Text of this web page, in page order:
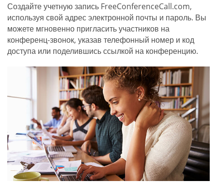
Создайте учетную запись FreeConferenceCall.com,
используя свой адрес электронной почты и пароль. Вы
можете мгновенно пригласить участников на
конференц-звонок, указав телефонный номер и код
доступа или поделившись ссылкой на конференцию.